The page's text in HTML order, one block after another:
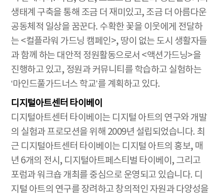
생태계 구축을 통해 조금 더 재미있고, 조금 더 아름다운
공동체적 일상을 꿈꾼다. 수확한 꽃을 이웃에게 전달하
는 <컬플라워 가드닝 캠페인>, 땅이 없는 도시 생활자들
과 함께 하는 대안적 정원활동으로서 <액션가드닝>을
진행하고 있고, 정원과 커뮤니티를 학습하고 실험하는
‘마인드풀가드너스 학교’를 계획하고 있다.
디지털아트센터 타이베이
디지털아트센터 타이베이는 디지털 아트의 연구와 개발
의 실험과 프로모션을 위해 2009년 설립되었습니다. 최
근 디지털아트센터 타이베이는 디지털 아트의 홍보, 매
년 6개의 전시, 디지털아트페스티벌 타이베이, 그리고
포럼과 워크숍 개최를 중심으로 운영되고 있습니다. 디
지털 아트의 연구를 장려하고 창의적인 자원과 다양성을